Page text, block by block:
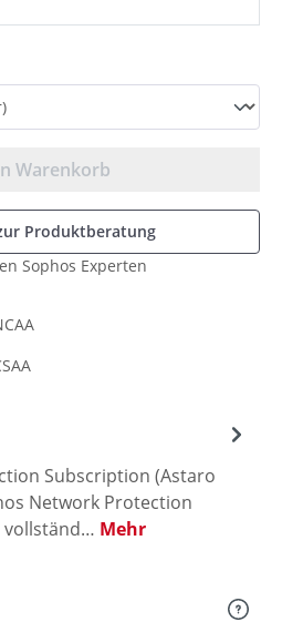
Warenkorb
Produktberatung
Sophos Experten
Subscription (Astaro
Network Protection
vollständ… Mehr